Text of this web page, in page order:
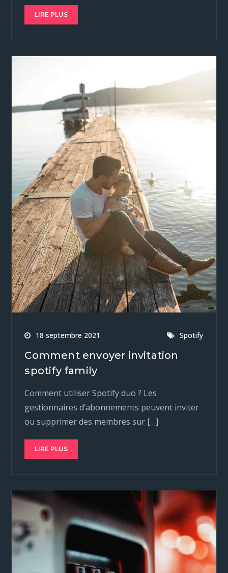
LIRE PLUS
18 septembre 2021 Spotify
Comment envoyer invitation
spotify family
Comment utiliser Spotify duo ? Les
gestionnaires d’abonnements peuvent inviter
ou supprimer des membres sur […]
LIRE PLUS